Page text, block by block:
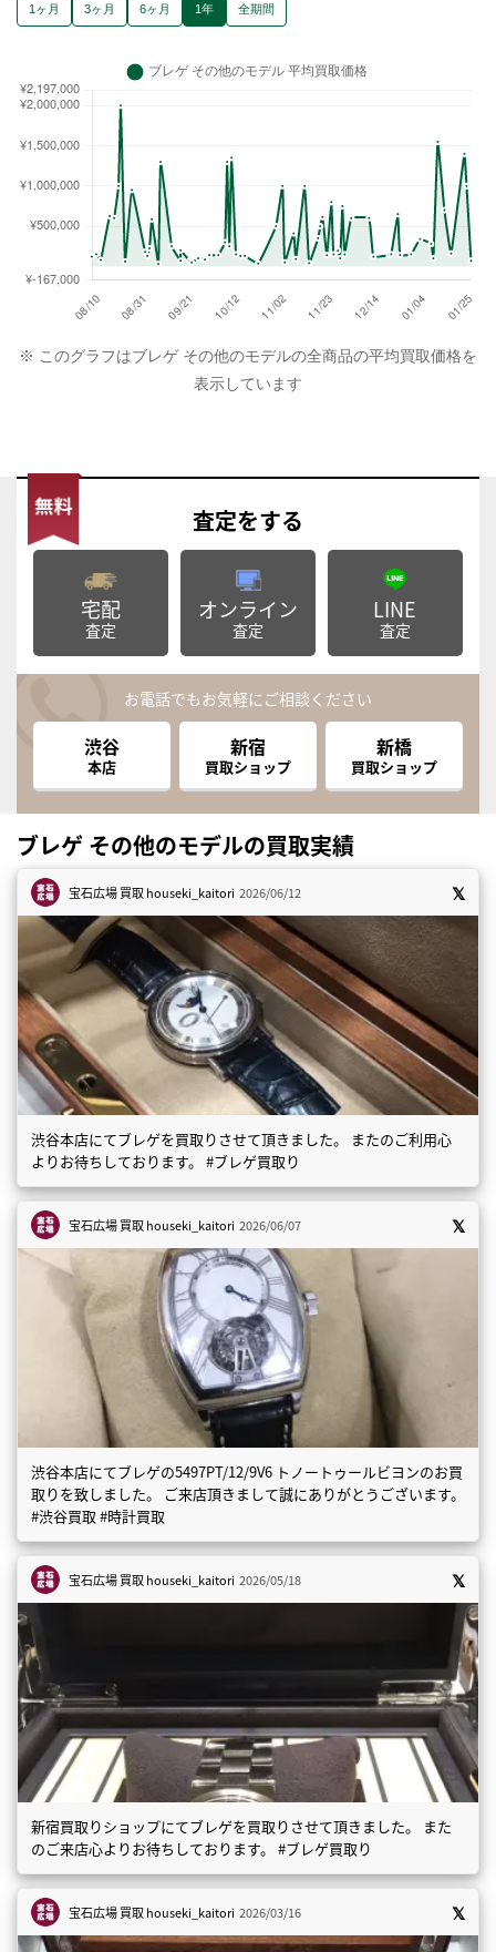
1ヶ月 3ヶ月 6ヶ月 1年 全期間
※ このグラフはブレゲ その他のモデルの全商品の平均買取価格を
表示しています
査定をする
宅配
査定
オンライン
査定
LINE
査定
お電話でもお気軽にご相談ください
渋谷
本店
新宿
買取ショップ
新橋
買取ショップ
ブレゲ その他のモデルの買取実績
宝石広場 買取houseki_kaitori 2026/06/12
渋谷本店にてブレゲを買取りさせて頂きました。 またのご利用心
よりお待ちしております。 #ブレゲ買取り
宝石広場 買取houseki_kaitori 2026/06/07
渋谷本店にてブレゲの5497PT/12/9V6 トノートゥールビヨンのお買
取りを致しました。 ご来店頂きまして誠にありがとうございます。
#渋谷買取 #時計買取
宝石広場 買取houseki_kaitori 2026/05/18
新宿買取りショップにてブレゲを買取りさせて頂きました。 また
のご来店心よりお待ちしております。 #ブレゲ買取り
宝石広場 買取houseki_kaitori 2026/03/16